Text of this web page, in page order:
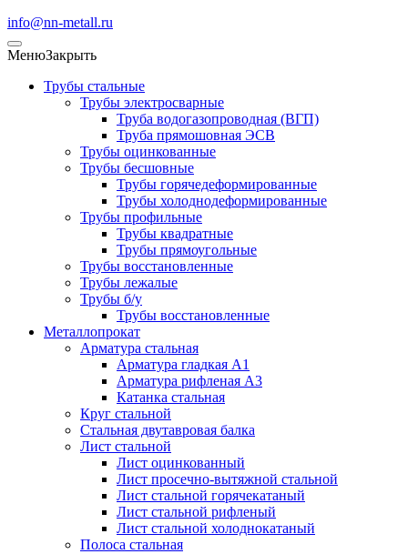
info@nn-metall.ru
МенюЗакрыть
Трубы стальные
Трубы электросварные
Труба водогазопроводная (ВГП)
Труба прямошовная ЭСВ
Трубы оцинкованные
Трубы бесшовные
Трубы горячедеформированные
Трубы холоднодеформированные
Трубы профильные
Трубы квадратные
Трубы прямоугольные
Трубы восстановленные
Трубы лежалые
Трубы б/у
Трубы восстановленные
Металлопрокат
Арматура стальная
Арматура гладкая А1
Арматура рифленая А3
Катанка стальная
Круг стальной
Стальная двутавровая балка
Лист стальной
Лист оцинкованный
Лист просечно-вытяжной стальной
Лист стальной горячекатаный
Лист стальной рифленый
Лист стальной холоднокатаный
Полоса стальная